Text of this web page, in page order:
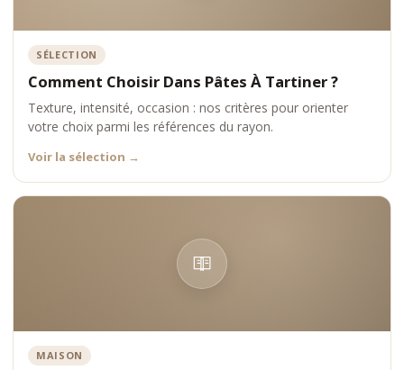
SÉLECTION
Comment Choisir Dans Pâtes À Tartiner ?
Texture, intensité, occasion : nos critères pour orienter
votre choix parmi les références du rayon.
Voir la sélection →
MAISON